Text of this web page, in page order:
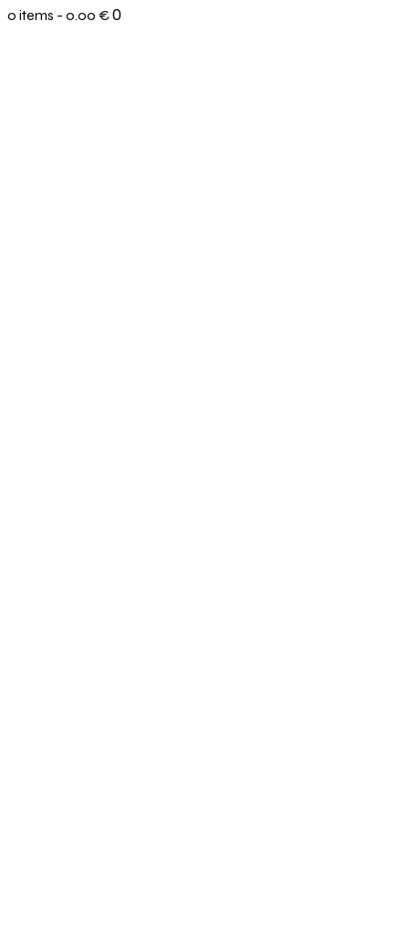
0 items - 0.00 €0